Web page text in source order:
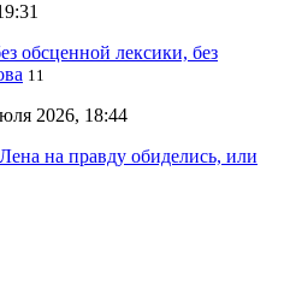
обсценной лексики, без
11
2026, 18:44
на правду обиделись, или